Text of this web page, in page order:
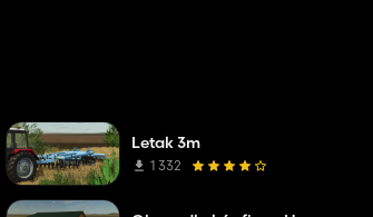
Letak 3m
1 332